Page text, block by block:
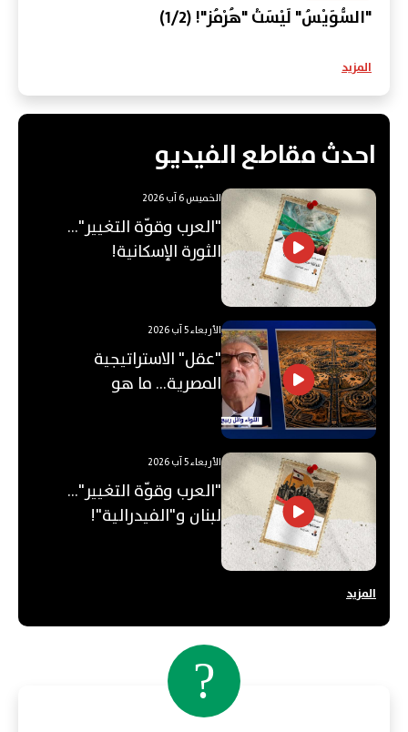
"السُّوَيْسُ" لَيْسَتْ "هُرْمُز"! (1/2)
المزيد
احدث مقاطع الفيديو
الخميس 6 آب 2026
"العرب وقوّة التغيير"...
الثورة الإسكانية!
الأربعاء 5 آب 2026
"عقل" الاستراتيجية
المصرية... ما هو
الأربعاء 5 آب 2026
"العرب وقوّة التغيير"...
لبنان و"الفيدرالية"!
المزيد
?